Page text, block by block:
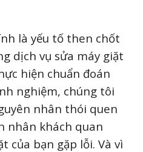
là yếu tố then chốt
dịch vụ sửa máy giặt
hiện chuẩn đoán
nghiệm, chúng tôi
nhân thói quen
nhân khách quan
của bạn gặp lỗi. Và vì